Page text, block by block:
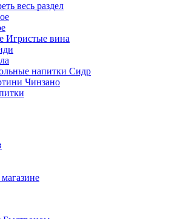
весь раздел
Игристые вина
напитки Сидр
Чинзано